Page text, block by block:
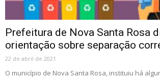
Prefeitura de Nova Santa Rosa
orientação sobre separação
22 de abril de 2021
O município de Nova Santa Rosa, instituiu há